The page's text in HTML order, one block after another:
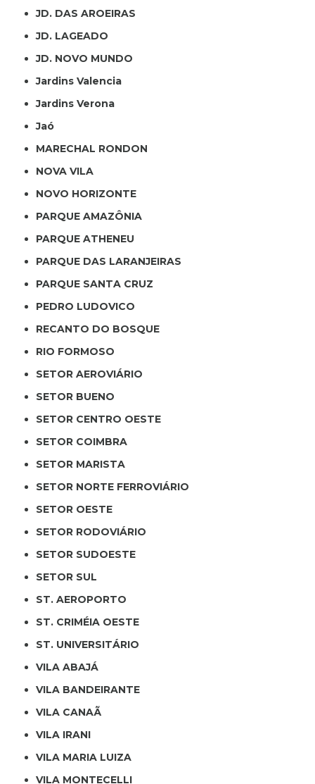
JD. DAS AROEIRAS
JD. LAGEADO
JD. NOVO MUNDO
Jardins Valencia
Jardins Verona
Jaó
MARECHAL RONDON
NOVA VILA
NOVO HORIZONTE
PARQUE AMAZÔNIA
PARQUE ATHENEU
PARQUE DAS LARANJEIRAS
PARQUE SANTA CRUZ
PEDRO LUDOVICO
RECANTO DO BOSQUE
RIO FORMOSO
SETOR AEROVIÁRIO
SETOR BUENO
SETOR CENTRO OESTE
SETOR COIMBRA
SETOR MARISTA
SETOR NORTE FERROVIÁRIO
SETOR OESTE
SETOR RODOVIÁRIO
SETOR SUDOESTE
SETOR SUL
ST. AEROPORTO
ST. CRIMÉIA OESTE
ST. UNIVERSITÁRIO
VILA ABAJÁ
VILA BANDEIRANTE
VILA CANAÃ
VILA IRANI
VILA MARIA LUIZA
VILA MONTECELLI